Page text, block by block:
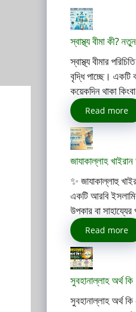
স্বাস্থ্য বীমা কী?
স্বাস্থ্য বীমার
বৃদ্ধি পাচ্ছে।
কয়েকদিন থাকা
Read more
জাযাকাল্লাহ
✨ জাযাকাল্লাহু
একটি আরবি
উপকার বা
Read more
সুবহানাল্লাহ অর্থ কি
সুবহানাল্লাহ অর্থ কি